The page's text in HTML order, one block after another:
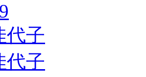
代子
代子